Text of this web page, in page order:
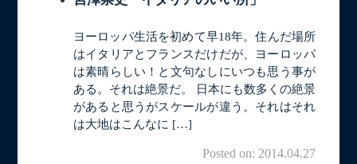
ヨーロッパ生活を初めて早18年。住んだ場所
はイタリアとフランスだけだが、ヨーロッパ
は素晴らしい！と文句なしにいつも思う事が
ある。それは絶景だ。 日本にも数多くの絶景
があると思うがスケールが違う。それはそれ
は大地はこんなに […]
Posted on: 2014.04.27